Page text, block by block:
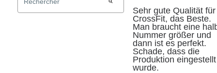
Sehr gute Qualität für
CrossFit, das Beste.
Man braucht eine
Nummer größer und
dann ist es perfekt.
Schade, dass die
Produktion eingestellt
wurde.